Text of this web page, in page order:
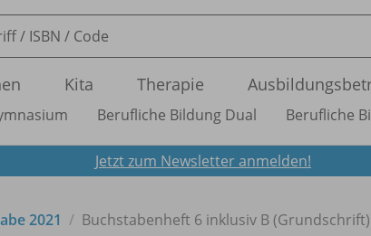
Kita Therapie
Berufliche Bildung Dual Berufliche
Jetzt zum Newsletter anmelden!
2021 Buchstabenheft 6 inklusiv B (Grundschrift)